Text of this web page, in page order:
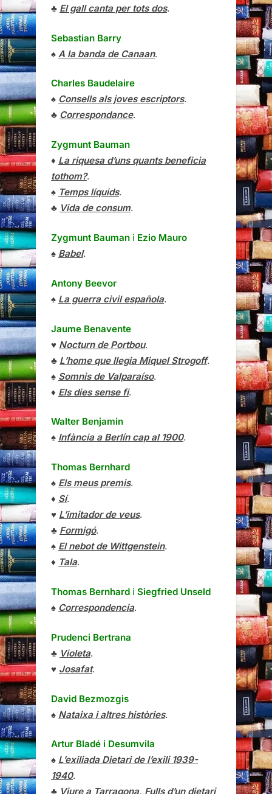
♣ El gall canta per tots dos.
Sebastian Barry
♠ A la banda de Canaan.
Charles Baudelaire
♠ Consells als joves escriptors.
♣ Correspondance.
Zygmunt Bauman
♦ La riquesa d’uns quants beneficia
tothom?.
♠ Temps líquids.
♣ Vida de consum.
Zygmunt Bauman i Ezio Mauro
♠ Babel.
Antony Beevor
♠ La guerra civil española.
Jaume Benavente
♥ Nocturn de Portbou.
♣ L’home que llegia Miquel Strogoff.
♠ Somnis de Valparaíso.
♦ Els dies sense fi.
Walter Benjamin
♠ Infància a Berlín cap al 1900.
Thomas Bernhard
♠ Els meus premis.
♦ Sí.
♥ L’imitador de veus.
♣ Formigó.
♠ El nebot de Wittgenstein.
♦ Tala.
Thomas Bernhard i Siegfried Unseld
♠ Correspondencia.
Prudenci Bertrana
♣ Violeta.
♥ Josafat.
David Bezmozgis
♠ Nataixa i altres històries.
Artur Bladé i Desumvila
♠ L’exiliada Dietari de l’exili 1939-
1940.
♣ Viure a Tarragona, Fulls d’un dietari